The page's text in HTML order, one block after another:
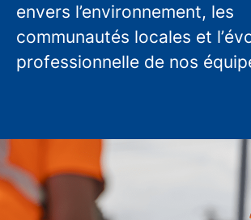
envers l’environnement, les
communautés locales et
professionnelle de nos